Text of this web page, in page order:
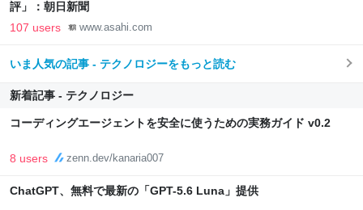
評」：朝日新聞
107 users www.asahi.com
いま人気の記事 - テクノロジーをもっと読む
新着記事 - テクノロジー
コーディングエージェントを安全に使うための実務ガイド v0.2
8 users zenn.dev/kanaria007
ChatGPT、無料で最新の「GPT-5.6 Luna」提供